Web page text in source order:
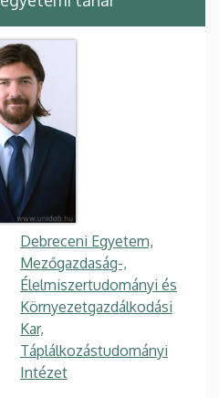
Debreceni Egyetem,
Mezőgazdaság-,
Élelmiszertudományi és
Környezetgazdálkodási
Kar,
Táplálkozástudományi
Intézet